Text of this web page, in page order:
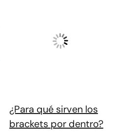
¿Para qué sirven los
brackets por dentro?